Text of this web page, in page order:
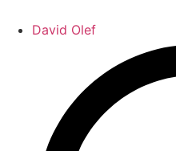
David Olef